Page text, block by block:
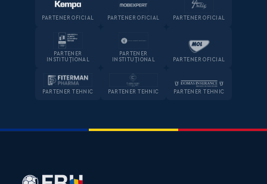
PARTENER OFICIAL PARTENER OFICIAL PARTENER OFICIAL
PARTENER
INSTITUȚIONAL
PARTENER
INSTITUȚIONAL
PARTENER OFICIAL
PARTENER TEHNIC PARTENER TEHNIC PARTENER TEHNIC